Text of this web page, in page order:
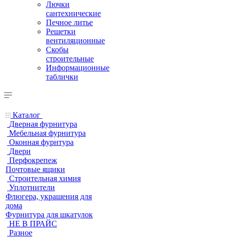
Лючки
сантехнические
Печное литье
Решетки
вентиляционные
Скобы
строительные
Информационные
таблички
Каталог
Дверная фурнитура
Мебельная фурнитура
Оконная фурнтура
Двери
Перфокрепеж
Почтовые ящики
Строительная химия
Уплотнители
Флюгера, украшения для
дома
Фурнитура для шкатулок
НЕ В ПРАЙС
Разное